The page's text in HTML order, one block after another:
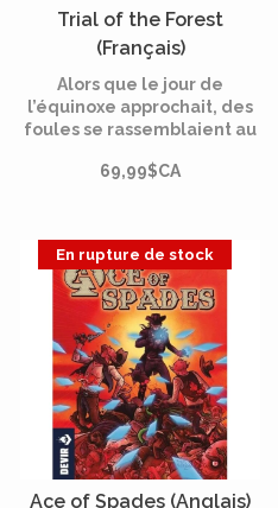
Trial of the Forest
(Français)
[PRÉCOMMANDE]
Alors que le jour de
l’équinoxe approchait, des
foules se rassemblaient au
pour assister à la
visant à désigner, le
nouveau Gardien,
protecteur contre les
ténèbres.
69,99$CA
En rupture de stock
Ace of Spades (Anglais)